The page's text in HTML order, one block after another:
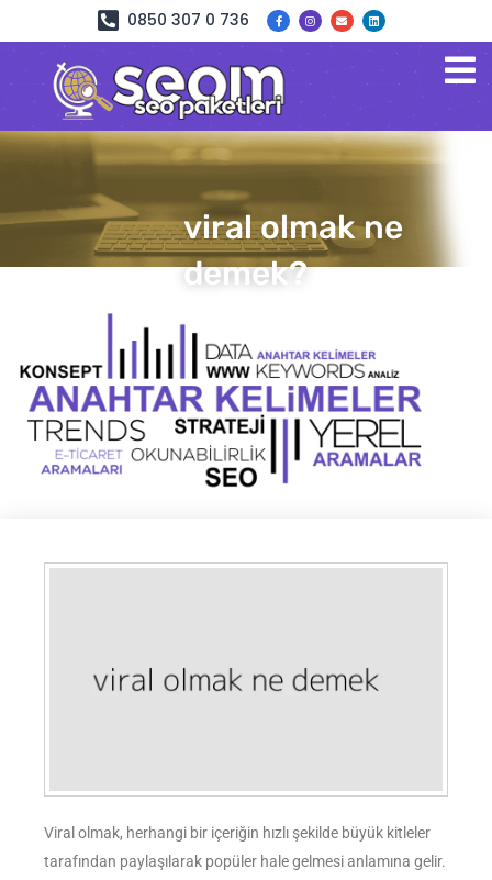
0850 307 0 736
viral olmak ne
demek?
Viral olmak, herhangi bir içeriğin hızlı şekilde büyük kitleler
tarafından paylaşılarak popüler hale gelmesi anlamına gelir.